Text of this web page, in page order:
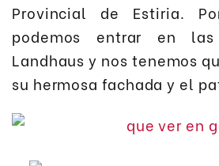
Provincial de Estiria.
podemos entrar en
Landhaus y nos tenemos
su hermosa fachada y el